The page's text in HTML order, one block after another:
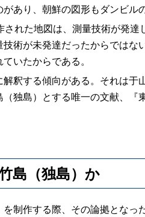
あり、朝鮮の図形もダンビル
れた地図は、測量技術が発
術が未発達だったからではな
いたからである。
釈する傾向がある。それは于
独島）とする唯一の文献、『
島（独島）か
制作する際、その論拠となっ